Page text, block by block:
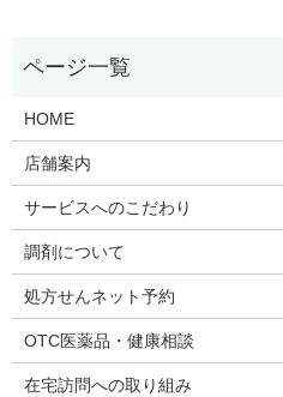
HOME
店舗案内
サービスへのこだわり
調剤について
処方せんネット予約
OTC医薬品・健康相談
在宅訪問への取り組み